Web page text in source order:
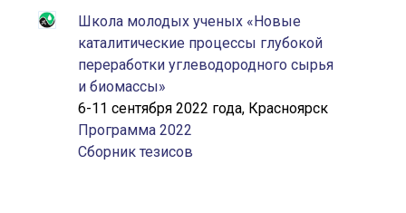
Школа молодых ученых «Новые
каталитические процессы глубокой
переработки углеводородного сырья
и биомассы»
6-11 сентября 2022 года, Красноярск
Программа 2022
Сборник тезисов